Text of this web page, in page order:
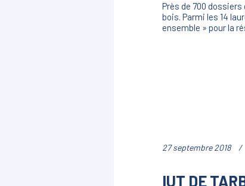
Près de 700
bois. Parmi les 14
ensemble » pour la
27 septembre 2018
IUT DE